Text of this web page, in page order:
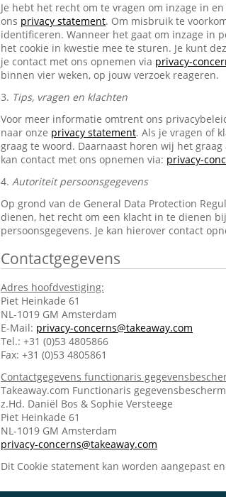
Je hebt het recht om te vragen om inzage in
ons privacy statement. Om misbruik te
identificeren. Wanneer het gaat om inzage in
het cookie in kwestie mee te sturen. Je kunt
je contact met ons opnemen via privacy-
binnen vier weken, op jouw verzoek reageren.
3. Tips, vragen en klachten
Voor meer informatie omtrent ons
naar onze privacy statement. Als je vragen of
graag te woord. Daarnaast horen wij het
kan contact met ons opnemen via: privacy-
4. Autoriteit persoonsgegevens
Op grond van de General Data Protection
dienen, het recht om een klacht in te dienen
persoonsgegevens. Je kan hierover contact
Contactgegevens
Adres hoofdvestiging:
Piet Heinkade 61
NL-1019 GM Amsterdam
E-Mail: privacy-concerns@takeaway.com
Tel.: +31 (0)53 4805866
Fax: +31 (0)53 4805861
Contactgegevens functionaris
Takeaway.com Functionaris
z.Hd. Daniël Bos & Sophie Versteege
Piet Heinkade 61
NL-1019 GM Amsterdam
privacy-concerns@takeaway.com
Dit Cookie statement kan worden aangepast